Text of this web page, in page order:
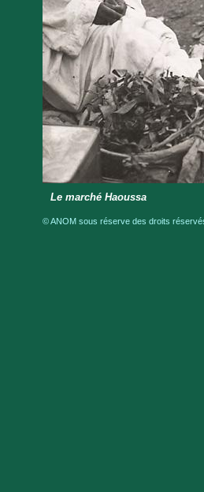
Le marché Haoussa
© ANOM sous réserve des droits